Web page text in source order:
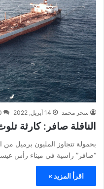
سحر محمد 14 أبريل, 2022
الناقلة صافر: كارثة
بحمولة تتجاوز المليون برميل من
“صافر” راسية في ميناء رأس
اقرأ المزيد »